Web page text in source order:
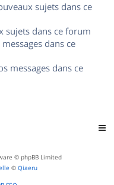
sujets dans ce
sujets dans ce forum
dans ce
messages dans ce
© phpBB Limited
© Qiaeru